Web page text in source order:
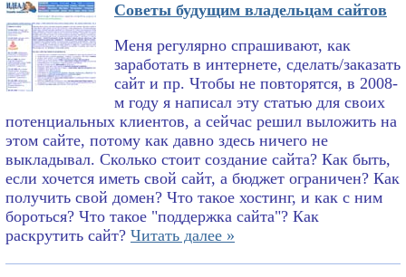
Советы будущим владельцам сайтов
Меня регулярно спрашивают, как
заработать в интернете, сделать/заказать
сайт и пр. Чтобы не повторятся, в 2008-
м году я написал эту статью для своих
потенциальных клиентов, а сейчас решил выложить на
этом сайте, потому как давно здесь ничего не
выкладывал. Сколько стоит создание сайта? Как быть,
если хочется иметь свой сайт, а бюджет ограничен? Как
получить свой домен? Что такое хостинг, и как с ним
бороться? Что такое "поддержка сайта"? Как
раскрутить сайт? Читать далее »